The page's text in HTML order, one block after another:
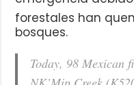
forestales han
bosques.
Today, 98 Mexican